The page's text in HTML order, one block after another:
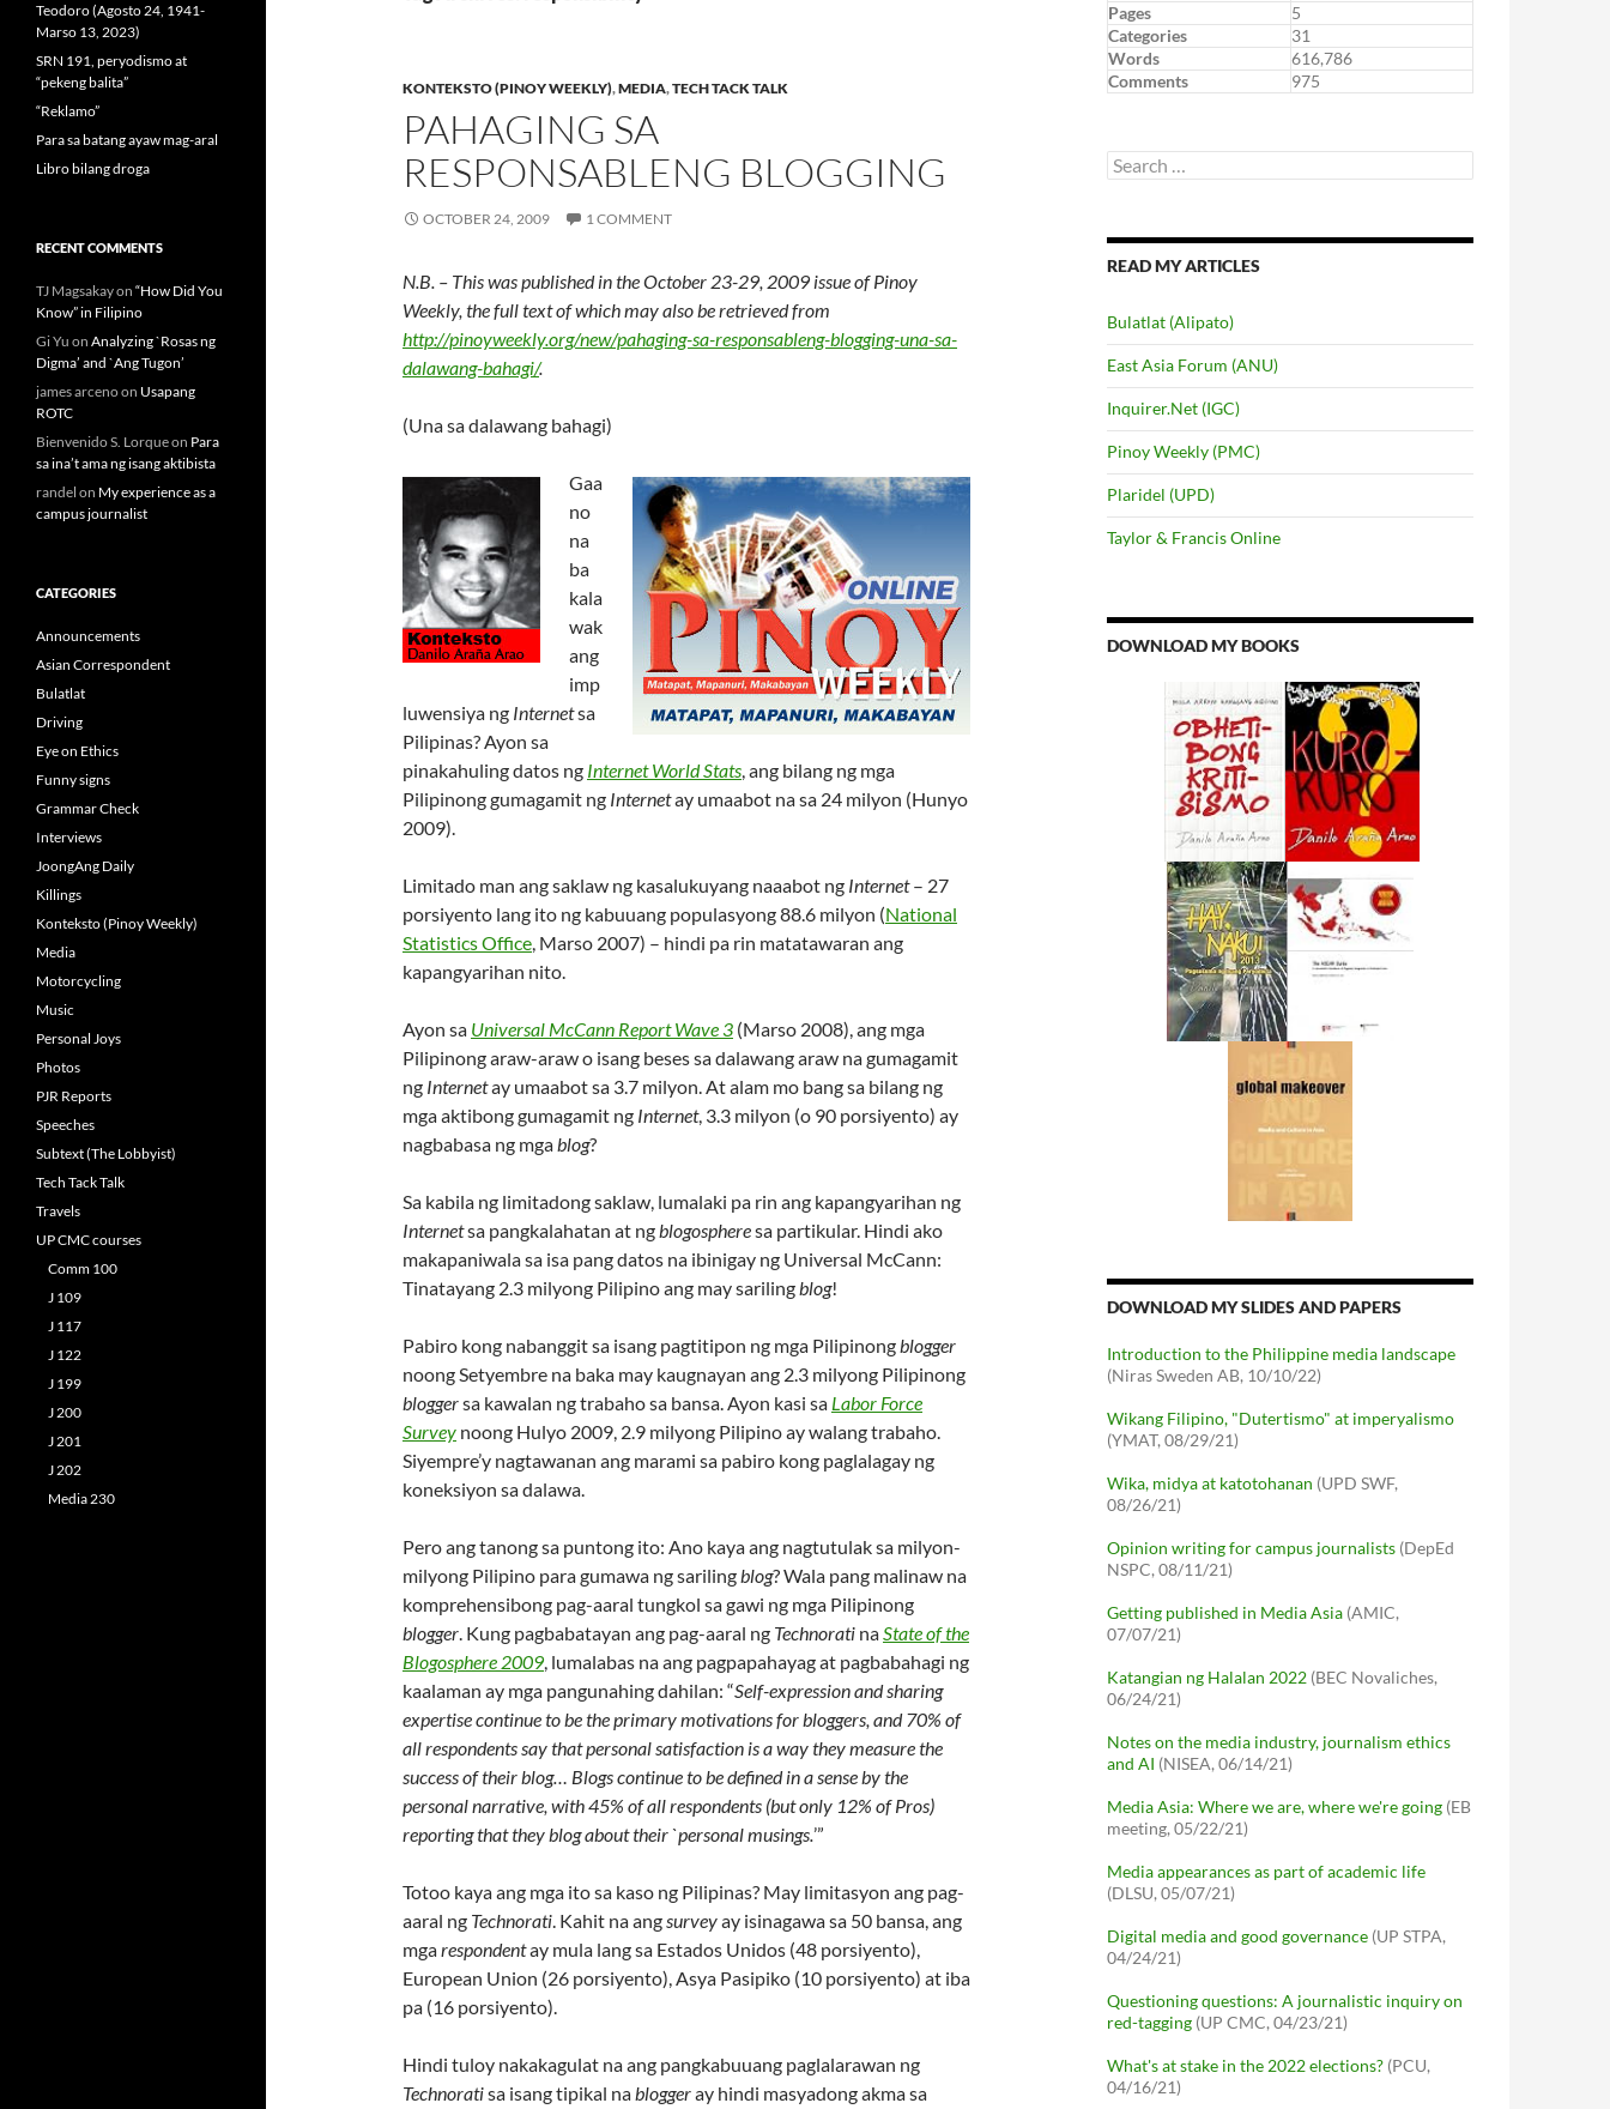
KONTEKSTO (PINOY WEEKLY),MEDIA,TECH TACK TALK
PAHAGING SA
RESPONSABLENG BLOGGING
OCTOBER 24, 2009 1 COMMENT
N.B. – This was published in the October 23-29, 2009 issue of Pinoy
Weekly, the full text of which may also be retrieved from
http://pinoyweekly.org/new/pahaging-sa-responsableng-blogging-una-sa-
dalawang-bahagi/.
(Una sa dalawang bahagi)
Gaa
no
na
ba
kala
wak
ang
imp
luwensiya ng Internetsa
Pilipinas? Ayon sa
pinakahuling datos ng Internet World Stats, ang bilang ng mga
Pilipinong gumagamit ng Internetay umaabot na sa 24 milyon (Hunyo
2009).
Limitado man ang saklaw ng kasalukuyang naaabot ng Internet– 27
porsiyento lang ito ng kabuuang populasyong 88.6 milyon (National
Statistics Office, Marso 2007) – hindi pa rin matatawaran ang
kapangyarihan nito.
Ayon sa Universal McCann Report Wave 3 (Marso 2008), ang mga
Pilipinong araw-araw o isang beses sa dalawang araw na gumagamit
ng Internetay umaabot sa 3.7 milyon. At alam mo bang sa bilang ng
mga aktibong gumagamit ng Internet, 3.3 milyon (o 90 porsiyento) ay
nagbabasa ng mgablog?
Sa kabila ng limitadong saklaw, lumalaki pa rin ang kapangyarihan ng
Internetsa pangkalahatan at ngblogospheresa partikular. Hindi ako
makapaniwala sa isa pang datos na ibinigay ng Universal McCann:
Tinatayang 2.3 milyong Pilipino ang may sarilingblog!
Pabiro kong nabanggit sa isang pagtitipon ng mga Pilipinongblogger
noong Setyembre na baka may kaugnayan ang 2.3 milyong Pilipinong
bloggersa kawalan ng trabaho sa bansa. Ayon kasi sa Labor Force
Survey noong Hulyo 2009, 2.9 milyong Pilipino ay walang trabaho.
Siyempre’y nagtawanan ang marami sa pabiro kong paglalagay ng
koneksiyon sa dalawa.
Pero ang tanong sa puntong ito: Ano kaya ang nagtutulak sa milyon-
milyong Pilipino para gumawa ng sarilingblog? Wala pang malinaw na
komprehensibong pag-aaral tungkol sa gawi ng mga Pilipinong
blogger. Kung pagbabatayan ang pag-aaral ng Technorati naState of the
Blogosphere 2009, lumalabas na ang pagpapahayag at pagbabahagi ng
kaalaman ay mga pangunahing dahilan: “Self-expression and sharing
expertise continue to be the primary motivations for bloggers, and 70% of
all respondents say that personal satisfaction is a way they measure the
success of their blog… Blogs continue to be defined in a sense by the
personal narrative, with 45% of all respondents (but only 12% of Pros)
reporting that they blog about their `personal musings.’”
Totoo kaya ang mga ito sa kaso ng Pilipinas? May limitasyon ang pag-
aaral ng Technorati. Kahit na angsurveyay isinagawa sa 50 bansa, ang
mgarespondentay mula lang sa Estados Unidos (48 porsiyento),
European Union (26 porsiyento), Asya Pasipiko (10 porsiyento) at iba
pa (16 porsiyento).
Hindi tuloy nakakagulat na ang pangkabuuang paglalarawan ng
Technoratisa isang tipikal nabloggeray hindi masyadong akma sa
Pages
5
Categories
31
Words
616,786
Comments
975
Search
for:
READ MY ARTICLES
Bulatlat (Alipato)
East Asia Forum (ANU)
Inquirer.Net (IGC)
Pinoy Weekly (PMC)
Plaridel (UPD)
Taylor & Francis Online
DOWNLOAD MY BOOKS
DOWNLOAD MY SLIDES AND PAPERS
Introduction to the Philippine media landscape
(Niras Sweden AB, 10/10/22)
Wikang Filipino, "Dutertismo" at imperyalismo
(YMAT, 08/29/21)
Wika, midya at katotohanan (UPD SWF,
08/26/21)
Opinion writing for campus journalists (DepEd
NSPC, 08/11/21)
Getting published in Media Asia (AMIC,
07/07/21)
Katangian ng Halalan 2022 (BEC Novaliches,
06/24/21)
Notes on the media industry, journalism ethics
and AI (NISEA, 06/14/21)
Media Asia: Where we are, where we're going (EB
meeting, 05/22/21)
Media appearances as part of academic life
(DLSU, 05/07/21)
Digital media and good governance (UP STPA,
04/24/21)
Questioning questions: A journalistic inquiry on
red-tagging (UP CMC, 04/23/21)
What's at stake in the 2022 elections? (PCU,
04/16/21)
Teodoro (Agosto 24, 1941-
Marso 13, 2023)
SRN 191, peryodismo at
“pekeng balita”
“Reklamo”
Para sa batang ayaw mag-aral
Libro bilang droga
RECENT COMMENTS
TJ Magsakayon “How Did You
Know” in Filipino
Gi Yu on Analyzing `Rosas ng
Digma’ and `Ang Tugon’
james arcenoon Usapang
ROTC
Bienvenido S. Lorqueon Para
sa ina’t ama ng isang aktibista
randel on My experience as a
campus journalist
CATEGORIES
Announcements
Asian Correspondent
Bulatlat
Driving
Eye on Ethics
Funny signs
Grammar Check
Interviews
JoongAng Daily
Killings
Konteksto (Pinoy Weekly)
Media
Motorcycling
Music
Personal Joys
Photos
PJR Reports
Speeches
Subtext (The Lobbyist)
Tech Tack Talk
Travels
UP CMC courses
Comm 100
J 109
J 117
J 122
J 199
J 200
J 201
J 202
Media 230